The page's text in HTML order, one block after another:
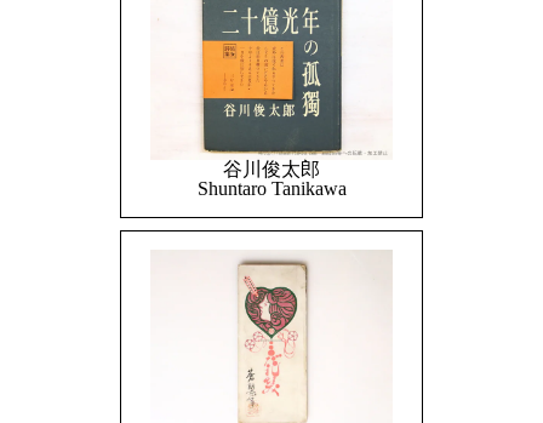
谷川俊太郎
Shuntaro Tanikawa